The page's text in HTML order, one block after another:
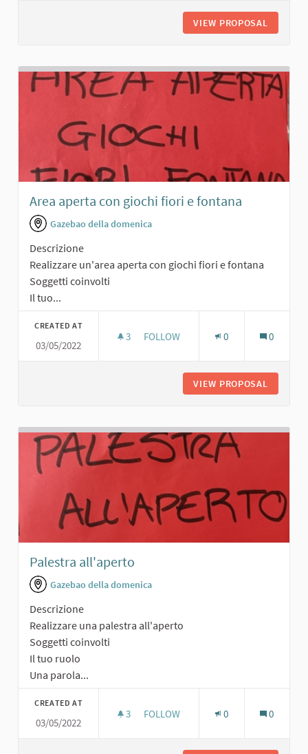
VIEW PROPOSAL
Area aperta con giochi fiori e fontana
Gazebao della domenica
Descrizione
Realizzare un'area aperta con giochi fiori e fontana
Soggetti coinvolti
Il tuo...
CREATED AT
03/05/2022
3 3 FOLLOWERS
FOLLOW 0 0
VIEW PROPOSAL
Palestra all'aperto
Gazebao della domenica
Descrizione
Realizzare una palestra all'aperto
Soggetti coinvolti
Il tuo ruolo
Una parola...
CREATED AT
03/05/2022
3 3 FOLLOWERS
FOLLOW 0 0